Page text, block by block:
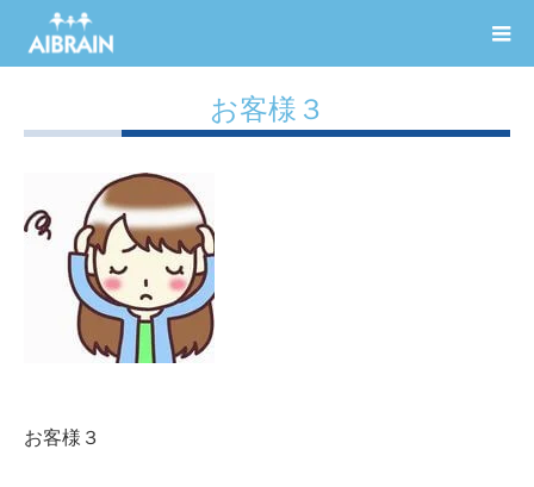
お客様３
お客様３